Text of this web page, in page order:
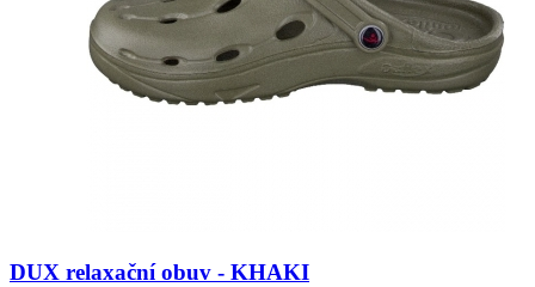
DUX relaxační obuv - KHAKI